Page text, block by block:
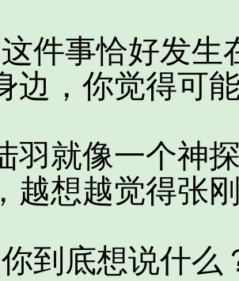
事恰好发生
边，你觉得可
就像一个神探
越想越觉得张
底想说什么